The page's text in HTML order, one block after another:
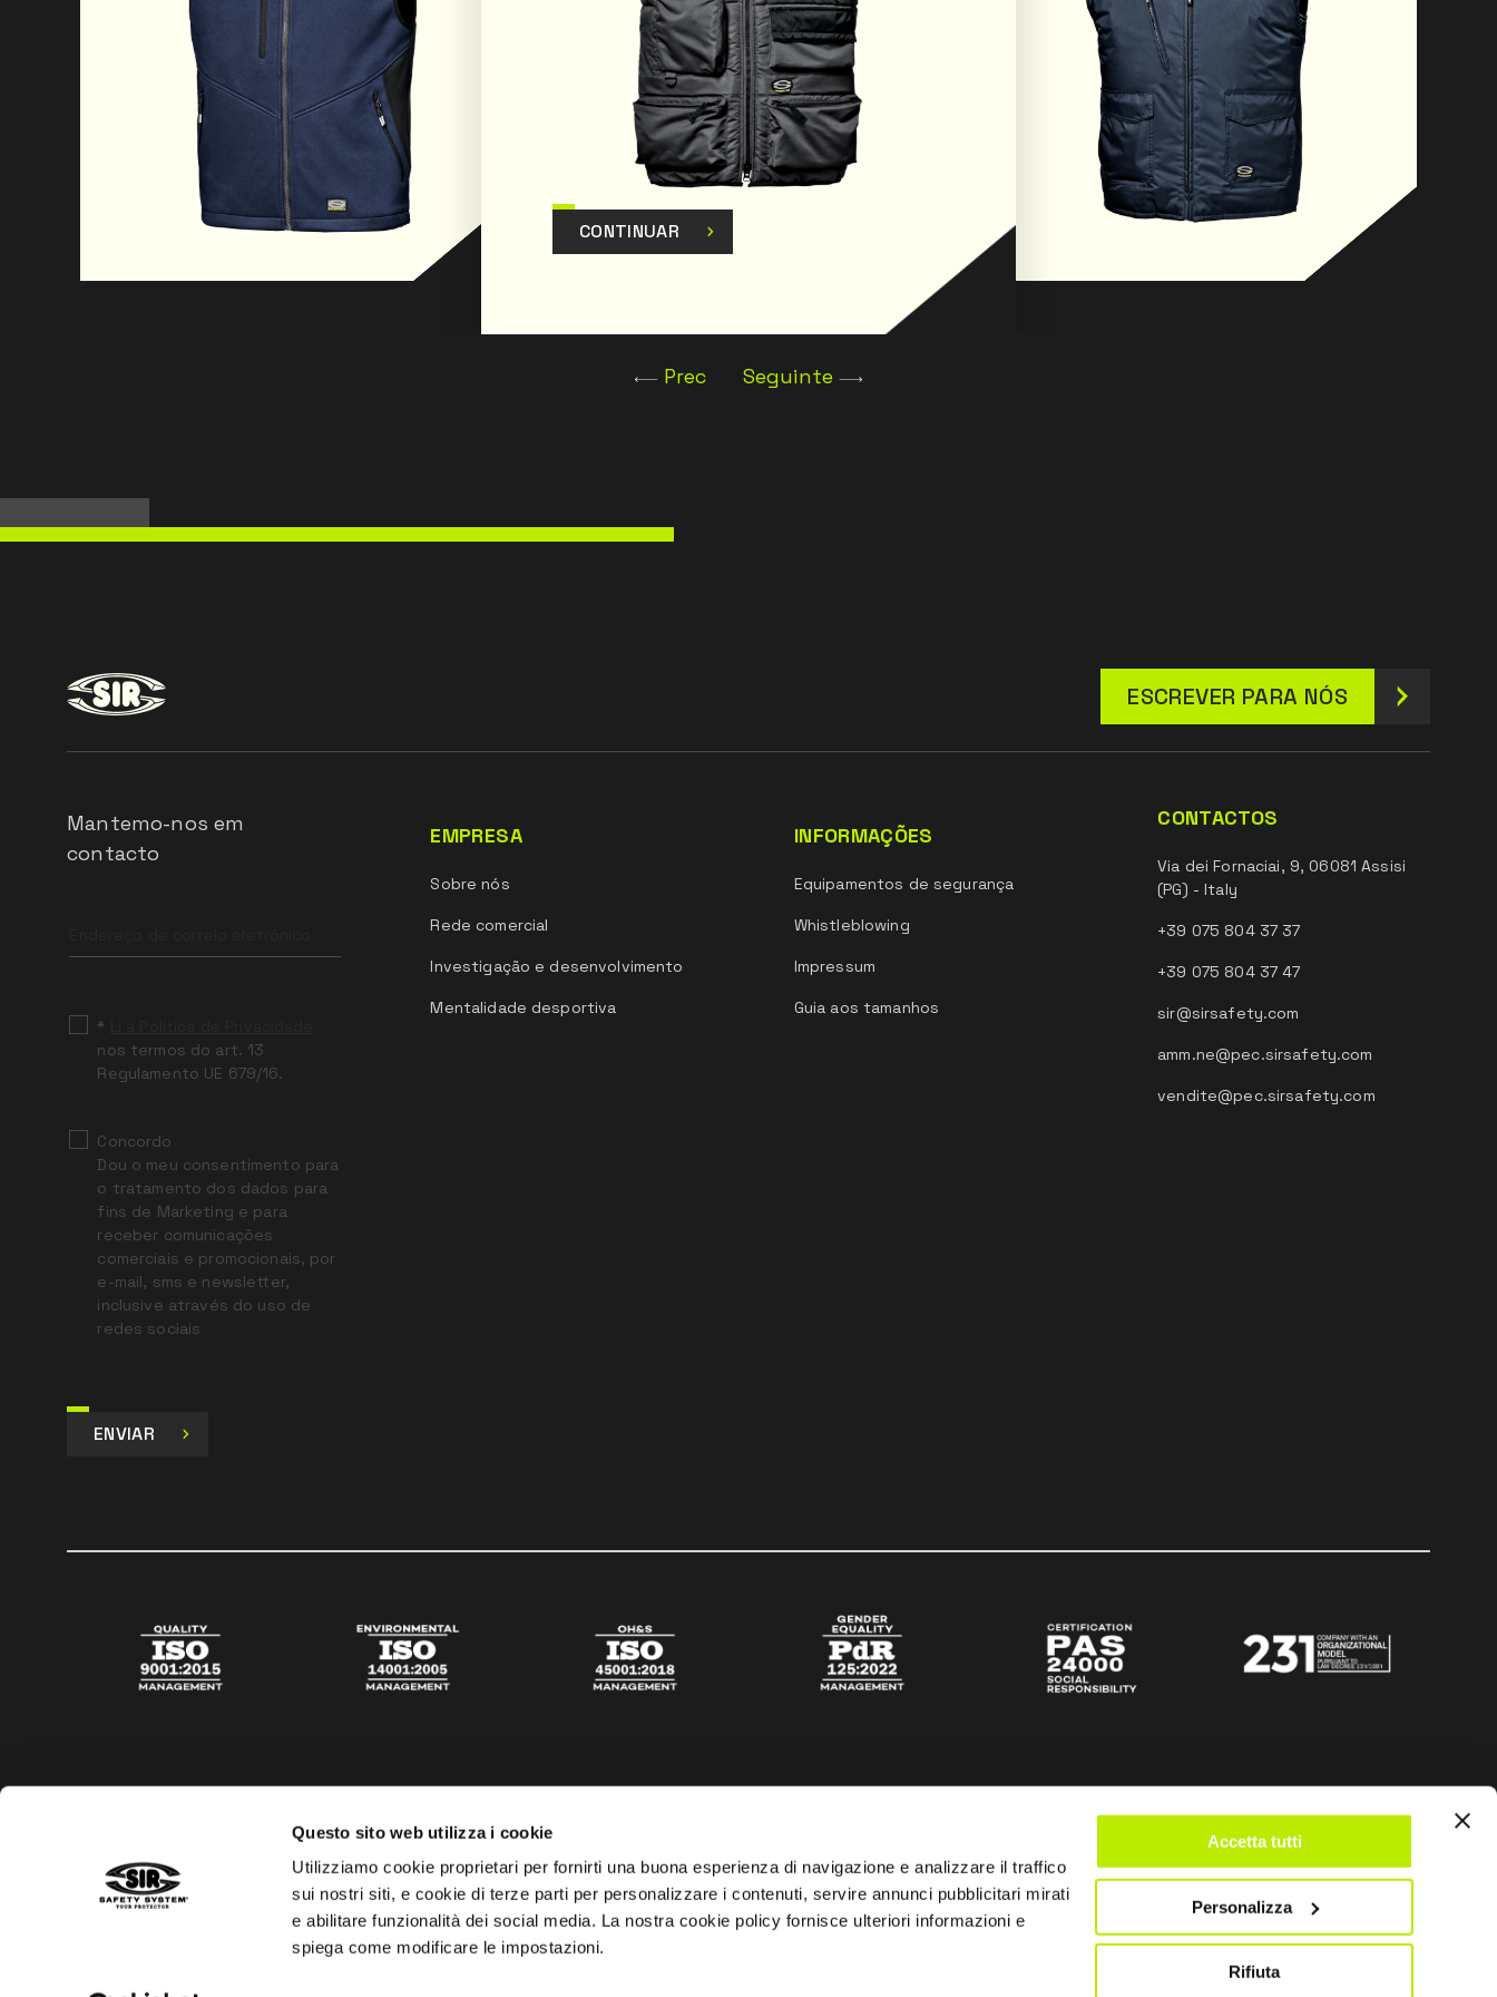
Questo sito web utilizza i cookie
Utilizziamo cookie proprietari per fornirti una buona esperienza di navigazione e analizzare il traffico
sui nostri siti, e cookie di terze parti per personalizzare i contenuti, servire annunci pubblicitari mirati
e abilitare funzionalità dei social media. La nostra cookie policy fornisce ulteriori informazioni e
spiega come modificare le impostazioni.
Accetta tutti
Personalizza
Rifiuta
CONTINUAR
Prec Seguinte
ESCREVER PARA NÓS
Mantemo-nos em
contacto
field
*
nos termos do art. 13
Regulamento UE 679/16.
Concordo
Dou o meu consentimento para
o tratamento dos dados para
fins de Marketing e para
receber comunicações
comerciais e promocionais, por
e-mail, sms e newsletter,
inclusive através do uso de
redes sociais
ENVIAR
EMPRESA
Sobre nós
Rede comercial
Investigação e desenvolvimento
Mentalidade desportiva
INFORMAÇÕES
Equipamentos de segurança
Whistleblowing
Impressum
Guia aos tamanhos
CONTACTOS
Via dei Fornaciai, 9, 06081 Assisi
(PG) - Italy
+39 075 804 37 37
+39 075 804 37 47
sir@sirsafety.com
amm.ne@pec.sirsafety.com
vendite@pec.sirsafety.com